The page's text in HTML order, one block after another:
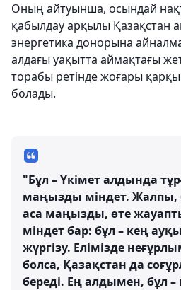
Оның айтуынша, осындай
қабылдау арқылы Қазақстан
энергетика донорына
алдағы уақытта аймақтағы
торабы ретінде жоғары
болады.
"Бұл – Үкімет алдында
маңызды міндет. Жалпы,
аса маңызды, өте
міндет бар: бұл – кең
жүргізу. Елімізде
болса, Қазақстан да
береді. Ең алдымен, бұл –